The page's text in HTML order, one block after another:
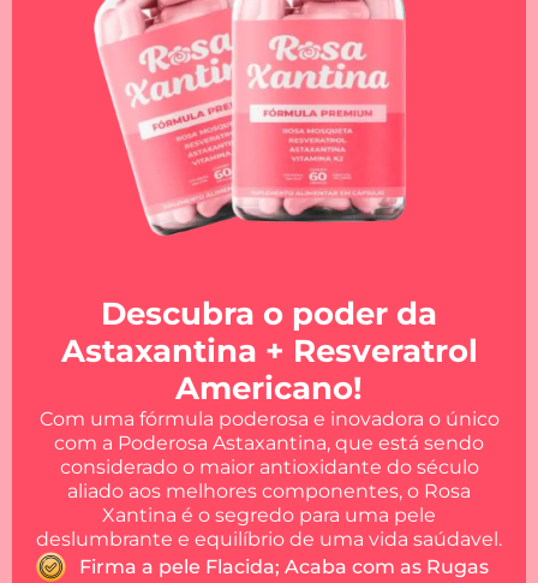
Descubra o poder da
Astaxantina + Resveratrol
Americano!
Com uma fórmula poderosa e inovadora o único
com a Poderosa Astaxantina, que está sendo
considerado o maior antioxidante do século
aliado aos melhores componentes, o Rosa
Xantina é o segredo para uma pele
deslumbrante e equilíbrio de uma vida saúdavel.
Firma a pele Flacida; Acaba com as Rugas